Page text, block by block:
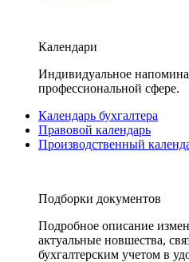
Календари
Индивидуальное
профессиональной сфере.
Календарь бухгалтера
Правовой календарь
Производственный
Подборки документов
Подробное описание
актуальные новшества,
бухгалтерским учетом в